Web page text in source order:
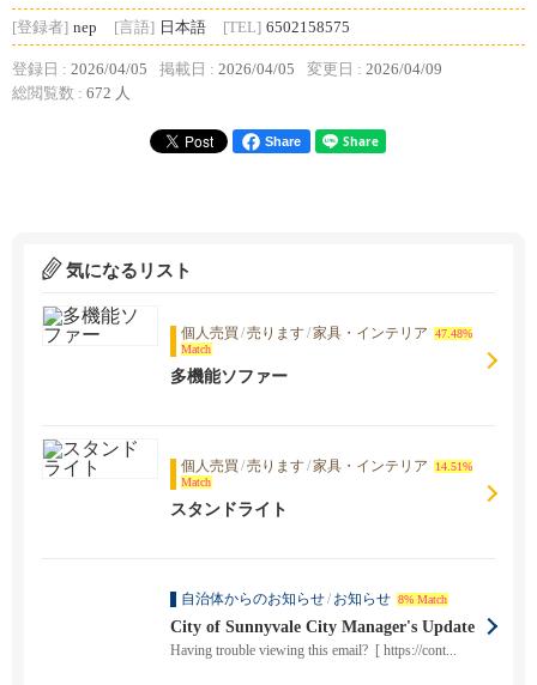
[登録者] nep [言語] 日本語 [TEL] 6502158575
登録日 : 2026/04/05 掲載日 : 2026/04/05 変更日 : 2026/04/09
総閲覧数 : 672 人
Share
気になるリスト
個人売買 /売ります/家具・インテリア
47.48%
Match
多機能ソファー
個人売買 /売ります/家具・インテリア
14.51%
Match
スタンドライト
自治体からのお知らせ/ お知らせ 8% Match
City of Sunnyvale City Manager's Update
Having trouble viewing this email? [ https://cont...